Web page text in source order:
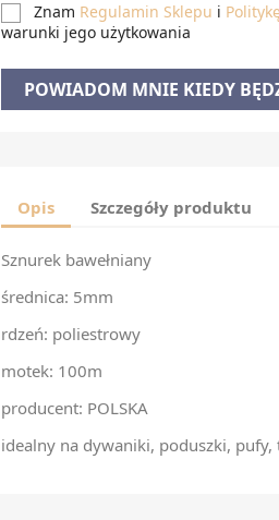
Znam Regulamin Sklepu i
warunki jego użytkowania
POWIADOM MNIE KIEDY
Opis Szczegóły produktu
Sznurek bawełniany
średnica: 5mm
rdzeń: poliestrowy
motek: 100m
producent: POLSKA
idealny na dywaniki, poduszki, pufy,